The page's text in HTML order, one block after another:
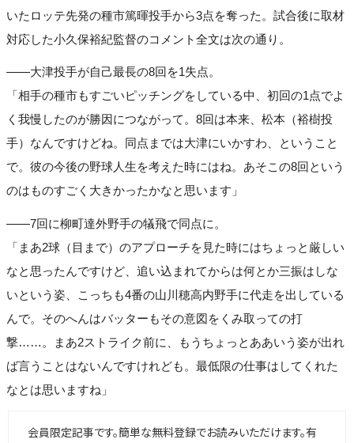
いたロッテ先発の種市篤暉投手から3点を奪った。試合後に取材
対応した小久保裕紀監督のコメント全文は次の通り。
――大津投手が自己最長の8回を1失点。
「相手の種市もすごいピッチングをしている中、初回の1点でよ
く我慢したのが勝因につながって。8回は本来、松本（裕樹投
手）なんですけどね。同点までは大津にいかすわ、ということ
で。彼の今後の野球人生を考えた時にはね。あそこの8回という
のはものすごく大きかったかなと思います」
――7回に柳町達外野手の犠飛で同点に。
「まあ2球（目まで）のアプローチを見た時にはちょっと厳しい
なと思ったんですけど、追い込まれてからは何とか三振はしな
いという姿、こっちも4番の山川穂高内野手に代走を出している
んで。そのへんはバッターもその意図をくみ取っての打
撃……。まあ2ストライク前に、もうちょっとああいう姿が出れ
ば言うことはないんですけれども。最低限の仕事はしてくれた
なとは思いますね」